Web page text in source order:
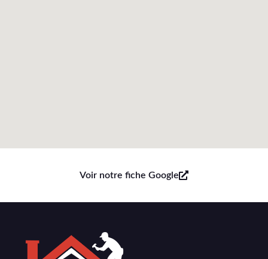
Voir notre fiche Google